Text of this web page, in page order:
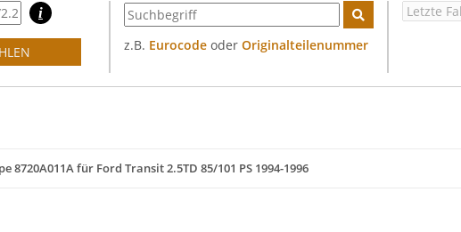
i
z.B. Eurocode oder Originalteilenummer
8720A011A für Ford Transit 2.5TD 85/101 PS 1994-1996